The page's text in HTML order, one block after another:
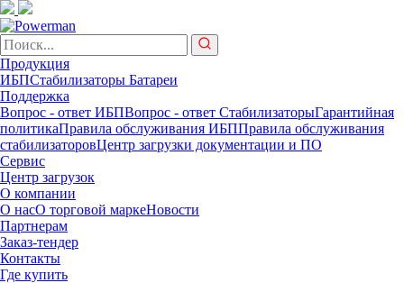
Продукция
ИБПСтабилизаторы Батареи
Поддержка
Вопрос - ответ ИБПВопрос - ответ СтабилизаторыГарантийная
политикаПравила обслуживания ИБППравила обслуживания
стабилизаторовЦентр загрузки документации и ПО
Сервис
Центр загрузок
О компании
О насО торговой маркеНовости
Партнерам
Заказ-тендер
Контакты
Где купить